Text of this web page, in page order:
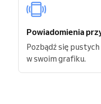
Powiadomienia
Pozbądź się
w swoim grafiku.